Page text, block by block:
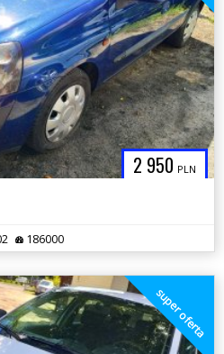
2 950 PLN
186000
super oferta